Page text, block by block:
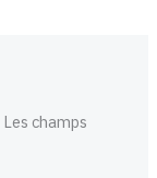
Les champs